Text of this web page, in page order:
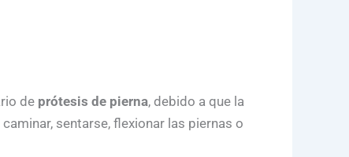
de prótesis de pierna, debido a que la
sentarse, flexionar las piernas o